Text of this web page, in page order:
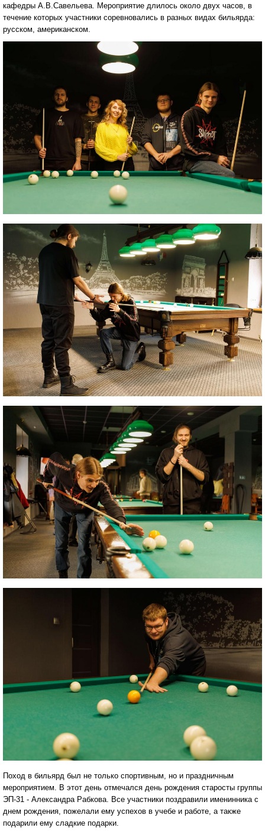
кафедры А.В.Савельева. Мероприятие длилось около двух часов, в
течение которых участники соревновались в разных видах бильярда:
русском, американском.
Поход в бильярд был не только спортивным, но и праздничным
мероприятием. В этот день отмечался день рождения старосты группы
ЭП-31 - Александра Рабкова. Все участники поздравили именинника с
днем рождения, пожелали ему успехов в учебе и работе, а также
подарили ему сладкие подарки.